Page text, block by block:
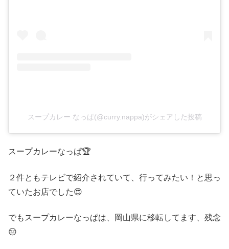
スープカレー なっぱ(@curry.nappa)がシェアした投稿
スープカレーなっぱ🏆
２件ともテレビで紹介されていて、行ってみたい！と思っ
ていたお店でした😍
でもスープカレーなっぱは、岡山県に移転してます、残念
😔